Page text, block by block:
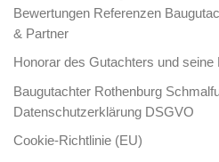
Bewertungen Referenzen
& Partner
Honorar des Gutachters und seine
Baugutachter Rothenburg
Datenschutzerklärung DSGVO
Cookie-Richtlinie (EU)